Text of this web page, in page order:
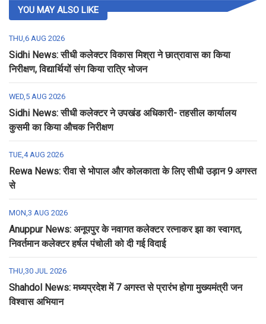
YOU MAY ALSO LIKE
THU,6 AUG 2026
Sidhi News: सीधी कलेक्टर विकास मिश्रा ने छात्रावास का किया
निरीक्षण, विद्यार्थियों संग किया रात्रि भोजन
WED,5 AUG 2026
Sidhi News: सीधी कलेक्टर ने उपखंड अधिकारी- तहसील कार्यालय
कुसमी का किया औचक निरीक्षण
TUE,4 AUG 2026
Rewa News: रीवा से भोपाल और कोलकाता के लिए सीधी उड़ान 9 अगस्त
से
MON,3 AUG 2026
Anuppur News: अनूपपुर के नवागत कलेक्टर रत्नाकर झा का स्वागत,
निवर्तमान कलेक्टर हर्षल पंचोली को दी गई विदाई
THU,30 JUL 2026
Shahdol News: मध्यप्रदेश में 7 अगस्त से प्रारंभ होगा मुख्यमंत्री जन
विश्वास अभियान